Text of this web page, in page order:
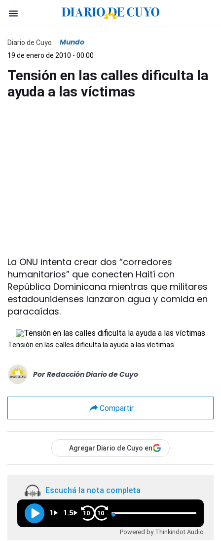
Diario de Cuyo Mundo
19 de enero de 2010 - 00:00
Tensión en las calles dificulta la
ayuda a las víctimas
La ONU intenta crear dos “corredores
humanitarios” que conecten Haití con
República Dominicana mientras que militares
estadounidenses lanzaron agua y comida en
paracaídas.
Tensión en las calles dificulta la ayuda a las víctimas
Por Redacción Diario de Cuyo
Compartir
Agregar Diario de Cuyo en
Escuchá la nota completa
1 1.5 10 10
Powered by Thinkindot Audio